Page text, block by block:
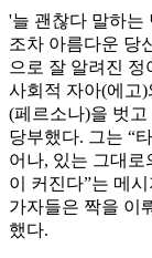
'늘 괜찮다 말하는
조차 아름다운 당
으로 잘 알려진 정
사회적 자아(에고
(페르소나)을 벗고
당부했다. 그는 “
어나, 있는 그대
이 커진다”는 메
가자들은 짝을 이
했다.